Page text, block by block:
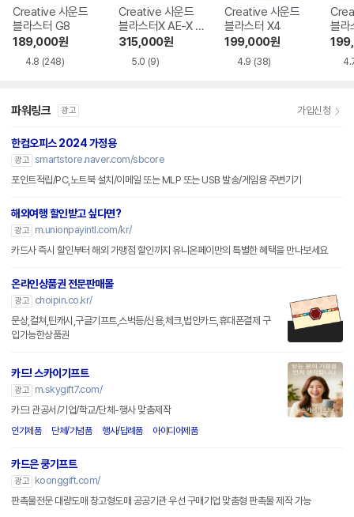
Creative 사운드
블라스터 G8
189,000원
4.8 (248)
Creative 사운드
블라스터X AE-X P
CI-e
315,000원
5.0 (9)
Creative 사운드
블라스터 X4
199,000원
4.9 (38)
블라
파워링크 광고 가입신청
한컴오피스 2024 가정용
광고 smartstore.naver.com/sbcore
포인트적립/PC,노트북 설치/이메일 또는 MLP 또는 USB 발송/게임용 주변기기
해외여행 할인받고 싶다면?
광고
m.unionpayintl.com/kr/
카드사 즉시 할인부터 해외 가맹점 할인까지 유니온페이만의 특별한 혜택을 만나보세요
온라인상품권 전문판매몰
광고
choipin.co.kr/
문상,컬쳐,틴캐시,구글기프트,스벅등/신용,체크,법인카드,휴대폰결제 구
입가능한상품권
카드! 스카이기프트
광고
m.skygift7.com/
카드! 관공서/기업/학교/단체-행사 맞춤제작
인기제품 단체/기념품 행사/답례품 아이디어제품
카드은 쿵기프트
광고
koonggift.com/
판촉물전문 대량도매 창고형도매 공공기관 우선 구매기업 맞춤형 판촉물 제작 가능